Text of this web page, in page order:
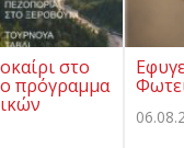
στο
πρόγραμμα